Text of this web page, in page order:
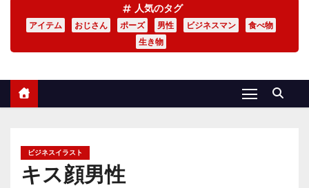
人気のタグ
アイテム おじさん ポーズ 男性 ビジネスマン
食べ物
生き物
ビジネスイラスト
キス顔男性